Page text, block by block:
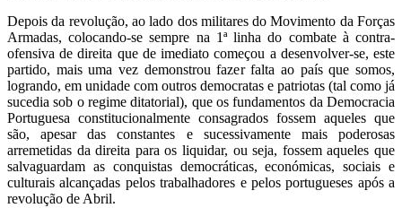
Depois da revolução, ao lado dos militares do Movimento da Forças
Armadas, colocando-se sempre na 1ª linha do combate à contra-
ofensiva de direita que de imediato começou a desenvolver-se, este
partido, mais uma vez demonstrou fazer falta ao país que somos,
logrando, em unidade com outros democratas e patriotas (tal como já
sucedia sob o regime ditatorial), que os fundamentos da Democracia
Portuguesa constitucionalmente consagrados fossem aqueles que
são, apesar das constantes e sucessivamente mais poderosas
arremetidas da direita para os liquidar, ou seja, fossem aqueles que
salvaguardam as conquistas democráticas, económicas, sociais e
culturais alcançadas pelos trabalhadores e pelos portugueses após a
revolução de Abril.